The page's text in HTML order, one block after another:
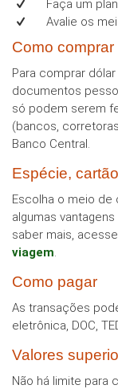
Faça um
Avalie os
Como
Para comprar
documentos
só podem serem
(bancos,
Banco Central.
Espécie,
Escolha o meio de
algumas
saber mais,
viagem.
Como pagar
As transações
eletrônica, DOC,
Valores
Não há limite para